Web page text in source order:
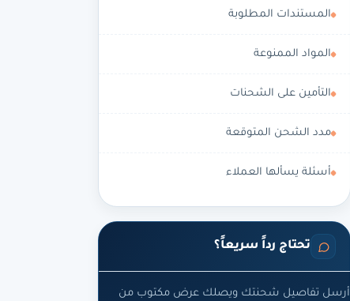
المستندات المطلوبة
المواد الممنوعة
التأمين على الشحنات
مدد الشحن المتوقعة
أسئلة يسألها العملاء
تحتاج رداً سريعاً؟
أرسل تفاصيل شحنتك ويصلك عرض مكتوب من